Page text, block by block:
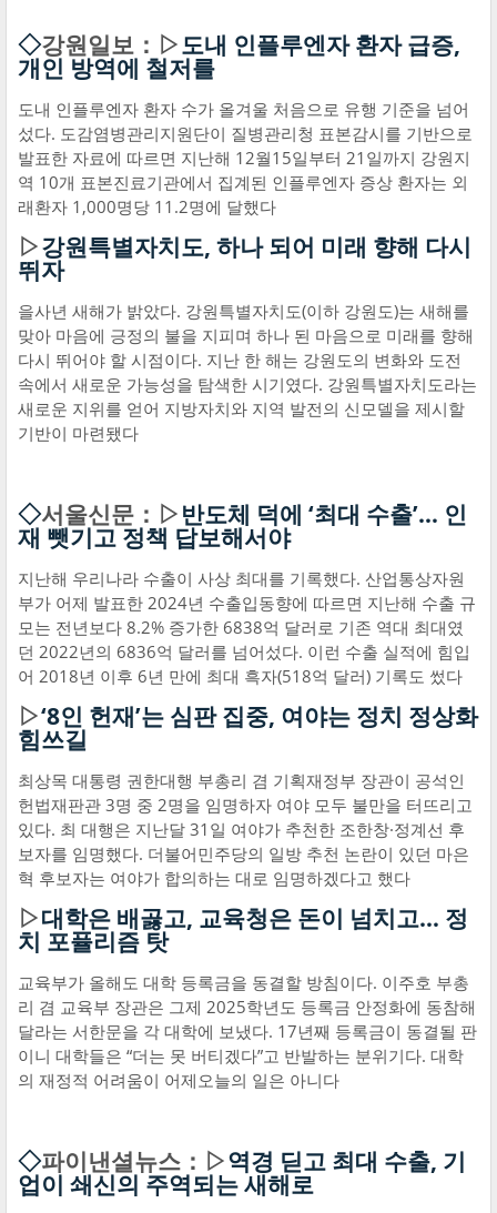
◇강원일보：▷도내 인플루엔자 환자 급증,
개인 방역에 철저를
도내 인플루엔자 환자 수가 올겨울 처음으로 유행 기준을 넘어
섰다. 도감염병관리지원단이 질병관리청 표본감시를 기반으로
발표한 자료에 따르면 지난해 12월15일부터 21일까지 강원지
역 10개 표본진료기관에서 집계된 인플루엔자 증상 환자는 외
래환자 1,000명당 11.2명에 달했다
▷강원특별자치도, 하나 되어 미래 향해 다시
뛰자
을사년 새해가 밝았다. 강원특별자치도(이하 강원도)는 새해를
맞아 마음에 긍정의 불을 지피며 하나 된 마음으로 미래를 향해
다시 뛰어야 할 시점이다. 지난 한 해는 강원도의 변화와 도전
속에서 새로운 가능성을 탐색한 시기였다. 강원특별자치도라는
새로운 지위를 얻어 지방자치와 지역 발전의 신모델을 제시할
기반이 마련됐다
◇서울신문：▷반도체 덕에 ‘최대 수출’… 인
재 뺏기고 정책 답보해서야
지난해 우리나라 수출이 사상 최대를 기록했다. 산업통상자원
부가 어제 발표한 2024년 수출입동향에 따르면 지난해 수출 규
모는 전년보다 8.2% 증가한 6838억 달러로 기존 역대 최대였
던 2022년의 6836억 달러를 넘어섰다. 이런 수출 실적에 힘입
어 2018년 이후 6년 만에 최대 흑자(518억 달러) 기록도 썼다
▷‘8인 헌재’는 심판 집중, 여야는 정치 정상화
힘쓰길
최상목 대통령 권한대행 부총리 겸 기획재정부 장관이 공석인
헌법재판관 3명 중 2명을 임명하자 여야 모두 불만을 터뜨리고
있다. 최 대행은 지난달 31일 여야가 추천한 조한창·정계선 후
보자를 임명했다. 더불어민주당의 일방 추천 논란이 있던 마은
혁 후보자는 여야가 합의하는 대로 임명하겠다고 했다
▷대학은 배곯고, 교육청은 돈이 넘치고… 정
치 포퓰리즘 탓
교육부가 올해도 대학 등록금을 동결할 방침이다. 이주호 부총
리 겸 교육부 장관은 그제 2025학년도 등록금 안정화에 동참해
달라는 서한문을 각 대학에 보냈다. 17년째 등록금이 동결될 판
이니 대학들은 “더는 못 버티겠다”고 반발하는 분위기다. 대학
의 재정적 어려움이 어제오늘의 일은 아니다
◇파이낸셜뉴스：▷역경 딛고 최대 수출, 기
업이 쇄신의 주역되는 새해로